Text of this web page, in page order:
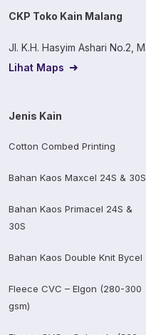
CKP Toko Kain Malang
Jl. K.H. Hasyim Ashari No.2,
Lihat Maps
Jenis Kain
Cotton Combed Printing
Bahan Kaos Maxcel 24S & 30S
Bahan Kaos Primacel 24S &
30S
Bahan Kaos Double Knit Bycel
Fleece CVC – Elgon (280-300
gsm)